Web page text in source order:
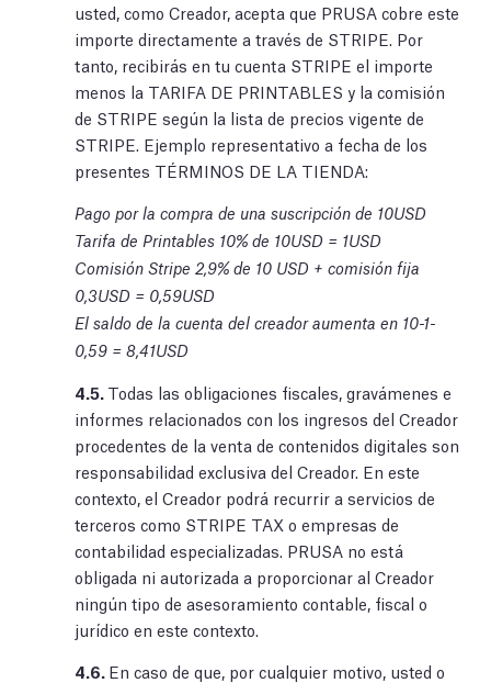
usted, como Creador, acepta que PRUSA cobre este
importe directamente a través de STRIPE. Por
tanto, recibirás en tu cuenta STRIPE el importe
menos la TARIFA DE PRINTABLES y la comisión
de STRIPE según la lista de precios vigente de
STRIPE. Ejemplo representativo a fecha de los
presentes TÉRMINOS DE LA TIENDA:
Pago por la compra de una suscripción de 10USD
Tarifa de Printables 10% de 10USD = 1USD
Comisión Stripe 2,9% de 10 USD + comisión fija
0,3USD = 0,59USD
El saldo de la cuenta del creador aumenta en 10-1-
0,59 = 8,41USD
4.5. Todas las obligaciones fiscales, gravámenes e
informes relacionados con los ingresos del Creador
procedentes de la venta de contenidos digitales son
responsabilidad exclusiva del Creador. En este
contexto, el Creador podrá recurrir a servicios de
terceros como STRIPE TAX o empresas de
contabilidad especializadas. PRUSA no está
obligada ni autorizada a proporcionar al Creador
ningún tipo de asesoramiento contable, fiscal o
jurídico en este contexto.
4.6. En caso de que, por cualquier motivo, usted o